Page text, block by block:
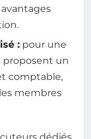
: pour une
proposent un
comptable,
membres